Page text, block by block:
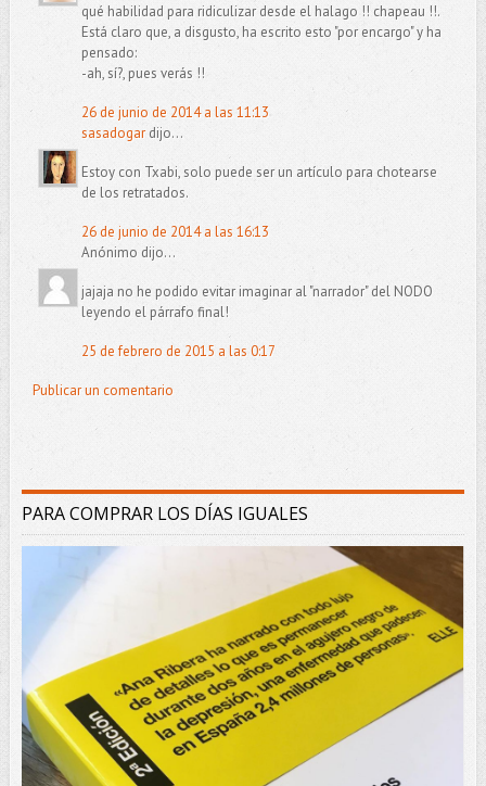
qué habilidad para ridiculizar desde el halago !! chapeau !!.
Está claro que, a disgusto, ha escrito esto "por encargo" y ha
pensado:
-ah, sí?, pues verás !!
26 de junio de 2014 a las 11:13
sasadogardijo...
Estoy con Txabi, solo puede ser un artículo para chotearse
de los retratados.
26 de junio de 2014 a las 16:13
Anónimo dijo...
jajaja no he podido evitar imaginar al "narrador" del NODO
leyendo el párrafo final!
25 de febrero de 2015 a las 0:17
Publicar un comentario
PARA COMPRAR LOS DÍAS IGUALES